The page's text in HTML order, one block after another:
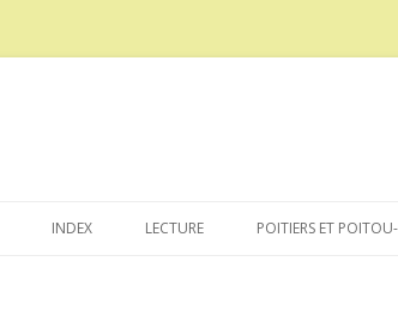
au
INDEX LECTURE POITIERS ET